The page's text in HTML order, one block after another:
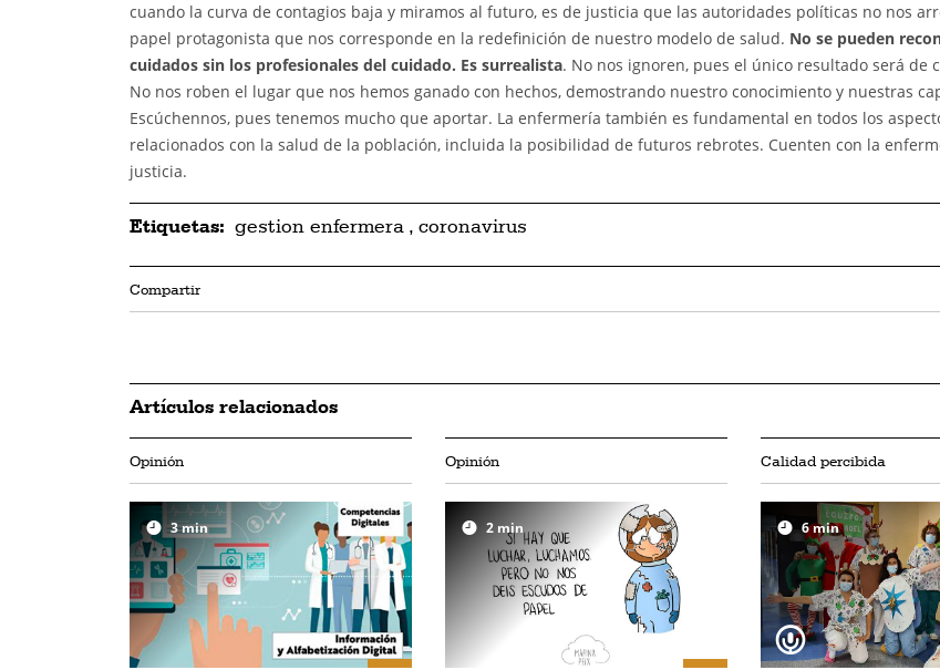
cuando la curva de contagios baja y miramos al futuro, es de justicia que las autoridades políticas no nos
papel protagonista que nos corresponde en la redefinición de nuestro modelo de salud. No se pueden
cuidados sin los profesionales del cuidado. Es surrealista. No nos ignoren, pues el único resultado será de
No nos roben el lugar que nos hemos ganado con hechos, demostrando nuestro conocimiento y nuestras
Escúchennos, pues tenemos mucho que aportar. La enfermería también es fundamental en todos los
relacionados con la salud de la población, incluida la posibilidad de futuros rebrotes. Cuenten con la
justicia.
Etiquetas: gestion enfermera , coronavirus
Compartir
Artículos relacionados
Opinión
3min
Opinión
2 min
Calidad percibida
6min